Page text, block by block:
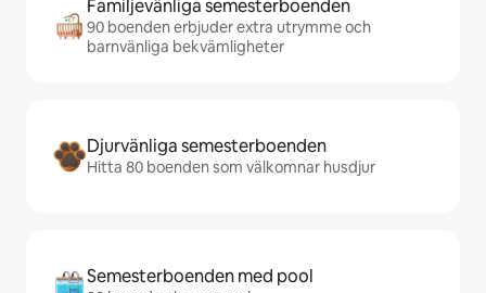
Familjevänliga semesterboenden
90 boenden erbjuder extra utrymme och
barnvänliga bekvämligheter
Djurvänliga semesterboenden
Hitta 80 boenden som välkomnar husdjur
Semesterboenden med pool